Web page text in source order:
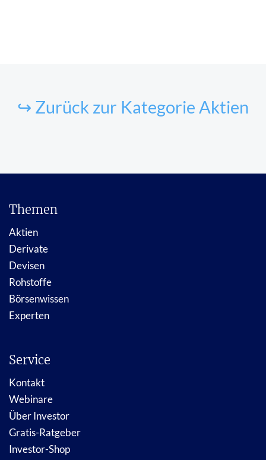
↪ Zurück zur Kategorie Aktien
Themen
Aktien
Derivate
Devisen
Rohstoffe
Börsenwissen
Experten
Service
Kontakt
Webinare
Über Investor
Gratis-Ratgeber
Investor-Shop